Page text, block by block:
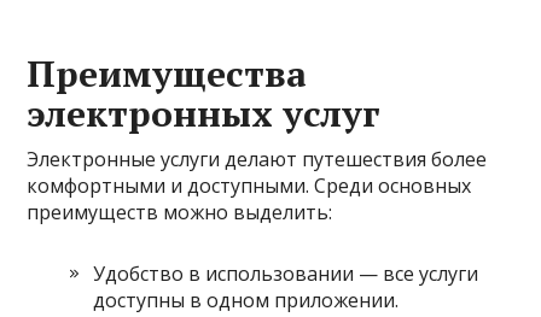
Преимущества
электронных услуг
Электронные услуги делают путешествия более
комфортными и доступными. Среди основных
преимуществ можно выделить:
Удобство в использовании — все услуги
доступны в одном приложении.